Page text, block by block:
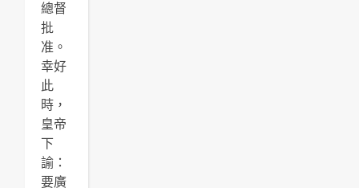
總督
批
准。
幸好
此
時，
皇帝
下
諭：
要廣